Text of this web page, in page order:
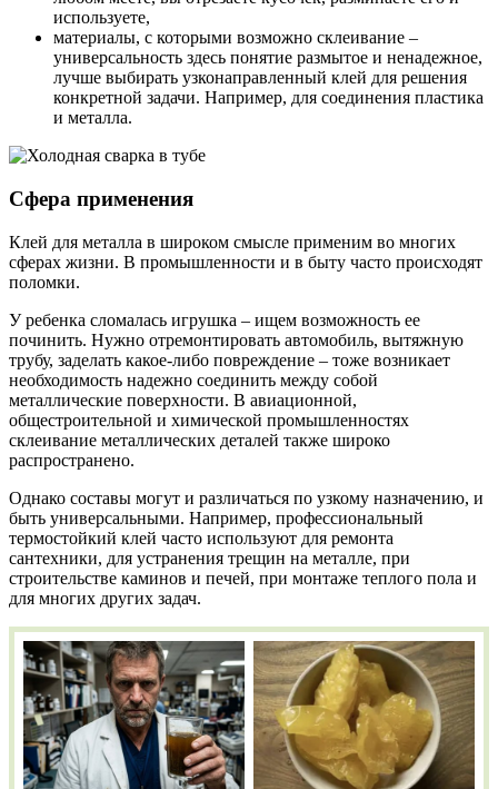
используете,
материалы, с которыми возможно склеивание –
универсальность здесь понятие размытое и ненадежное,
лучше выбирать узконаправленный клей для решения
конкретной задачи. Например, для соединения пластика
и металла.
Сфера применения
Клей для металла в широком смысле применим во многих
сферах жизни. В промышленности и в быту часто происходят
поломки.
У ребенка сломалась игрушка – ищем возможность ее
починить. Нужно отремонтировать автомобиль, вытяжную
трубу, заделать какое-либо повреждение – тоже возникает
необходимость надежно соединить между собой
металлические поверхности. В авиационной,
общестроительной и химической промышленностях
склеивание металлических деталей также широко
распространено.
Однако составы могут и различаться по узкому назначению, и
быть универсальными. Например, профессиональный
термостойкий клей часто используют для ремонта
сантехники, для устранения трещин на металле, при
строительстве каминов и печей, при монтаже теплого пола и
для многих других задач.